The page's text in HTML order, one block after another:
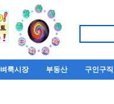
벼룩시장 부동산 구인구직